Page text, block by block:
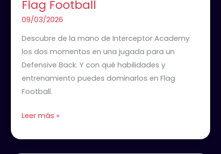
Flag Football
09/03/2026
Descubre de la mano de Interceptor Academy
los dos momentos en una jugada para un
Defensive Back. Y con qué habilidades y
entrenamiento puedes dominarlos en Flag
Football.
Backs
en
Leer más »